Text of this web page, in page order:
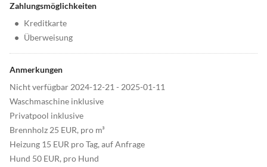
Zahlungsmöglichkeiten
• Kreditkarte
• Überweisung
Anmerkungen
Nicht verfügbar 2024-12-21 - 2025-01-11
Waschmaschine inklusive
Privatpool inklusive
Brennholz 25 EUR, pro m³
Heizung 15 EUR pro Tag, auf Anfrage
Hund 50 EUR, pro Hund